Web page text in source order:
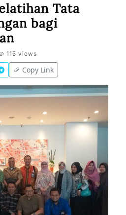
Tata
bagi
115 views
Copy Link